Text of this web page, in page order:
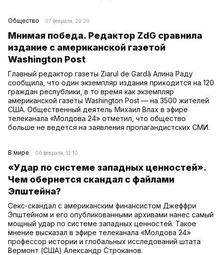
Общество 07 февраля, 20:20
Мнимая победа. Редактор ZdG сравнила
издание с американской газетой
Washington Post
Главный редактор газеты Ziarul de Gardă Алина Раду
сообщила, что один экземпляр издания приходится на 120
граждан республики, в то время как экземпляр
американской газеты Washington Post — на 3500 жителей
США. Общественный деятель Михаил Влах в эфире
телеканала «Молдова 24» отметил, что общество
больше не ведется на заявления пропагандистских СМИ.
В мире 06 февраля, 12:10
«Удар по системе западных ценностей».
Чем обернется скандал с файлами
Эпштейна?
Секс-скандал с американским финансистом Джеффри
Эпштейном и его опубликованными архивами нанес самый
мощный удар по системе западных ценностей. Такое
мнение высказал в эфире телеканала «Молдова 24»
профессор истории и глобальных исследований штата
Вермонт (США) Александр Строканов.